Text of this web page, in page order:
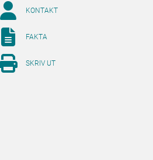
KONTAKT
FAKTA
SKRIV UT